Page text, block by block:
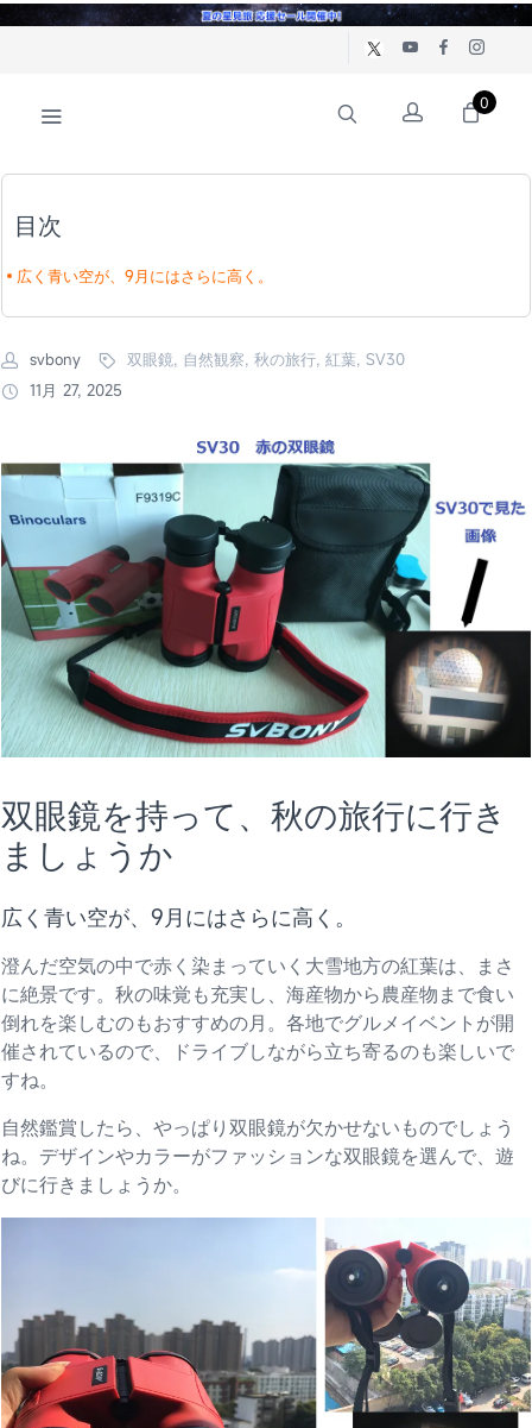
0
目次
広く青い空が、9月にはさらに高く。
svbony
双眼鏡, 自然観察, 秋の旅行, 紅葉, SV30
11月 27, 2025
双眼鏡を持って、秋の旅行に行き
ましょうか
広く青い空が、9月にはさらに高く。
澄んだ空気の中で赤く染まっていく大雪地方の紅葉は、まさ
に絶景です。秋の味覚も充実し、海産物から農産物まで食い
倒れを楽しむのもおすすめの月。各地でグルメイベントが開
催されているので、ドライブしながら立ち寄るのも楽しいで
すね。
自然鑑賞したら、やっぱり双眼鏡が欠かせないものでしょう
ね。デザインやカラーがファッションな双眼鏡を選んで、遊
びに行きましょうか。